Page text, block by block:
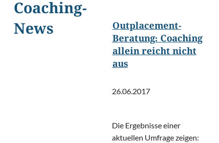
Coaching-
News
Outplacement-
Beratung: Coaching
allein reicht nicht
aus
26.06.2017
Die Ergebnisse einer
aktuellen Umfrage zeigen: